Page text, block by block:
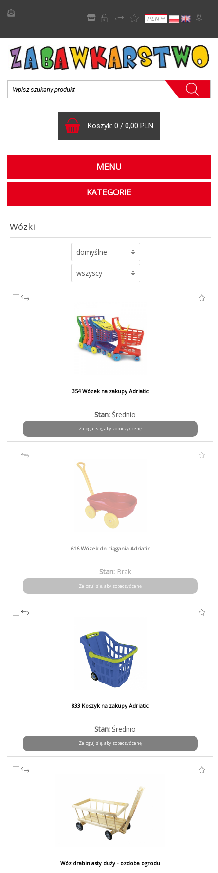
Koszyk: 0 / 0,00 PLN
MENU
KATEGORIE
Wózki
domyślne
wszyscy
354 Wózek na zakupy Adriatic
Stan: Średnio
Zaloguj się, aby zobaczyć cenę
616 Wózek do ciągania Adriatic
Stan: Brak
Zaloguj się, aby zobaczyć cenę
833 Koszyk na zakupy Adriatic
Stan: Średnio
Zaloguj się, aby zobaczyć cenę
Wóz drabiniasty duży - ozdoba ogrodu